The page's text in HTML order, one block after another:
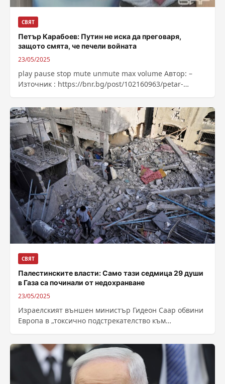
СВЯТ
Петър Карабоев: Путин не иска да преговаря,
защото смята, че печели войната
23/05/2025
play pause stop mute unmute max volume Автор: –
Източник : https://bnr.bg/post/102160963/petar-
che-pecheli-voinata
СВЯТ
Палестинските власти: Само тази седмица 29 души
в Газа са починали от недохранване
23/05/2025
Израелският външен министър Гидеон Саар обвини
Европа в „токсично подстрекателство към
в която бяха застреляни...